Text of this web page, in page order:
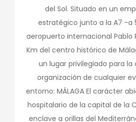
del Sol. Situado en un
estratégico junto a la A7 -a
aeropuerto internacional Pablo
Km del centro histórico de
un lugar privilegiado para la
organización de cualquier
entorno: MÁLAGA El carácter
hospitalario de la capital de la
enclave a orillas del